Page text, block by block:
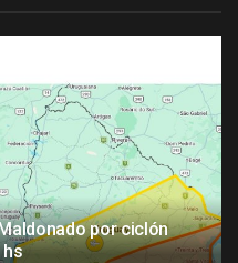
por ciclón
hs